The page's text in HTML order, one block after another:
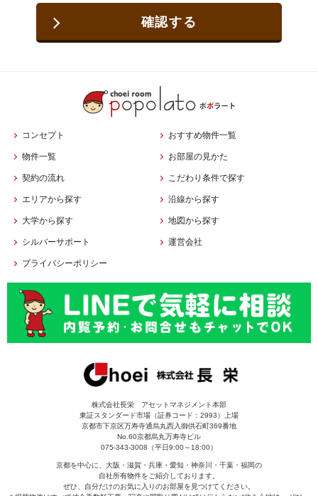
確認する
コンセプト おすすめ物件一覧
物件一覧 お部屋の見かた
契約の流れ こだわり条件で探す
エリアから探す 沿線から探す
大学から探す 地図から探す
シルバーサポート 運営会社
プライバシーポリシー
株式会社長栄 アセットマネジメント本部
東証スタンダード市場（証券コード：2993）上場
京都市下京区万寿寺通烏丸西入御供石町369番地
No.60京都烏丸万寿寺ビル
075-343-3008（平日9:00～18:00）
京都を中心に、大阪・滋賀・兵庫・愛知・神奈川・千葉・福岡の
自社所有物件をご紹介しております。
ぜひ、自分だけのお気に入りのお部屋を見つけてください。